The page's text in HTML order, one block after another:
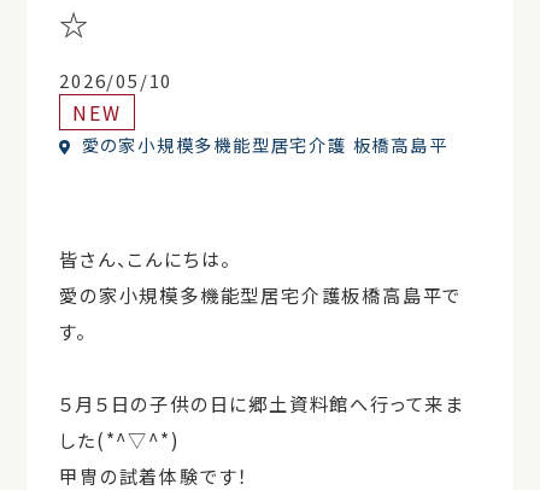
☆
2026/05/10
NEW
愛の家小規模多機能型居宅介護 板橋高島平
皆さん、こんにちは。
愛の家小規模多機能型居宅介護板橋高島平で
す。
５月５日の子供の日に郷土資料館へ行って来ま
した(*^▽^*)
甲冑の試着体験です！